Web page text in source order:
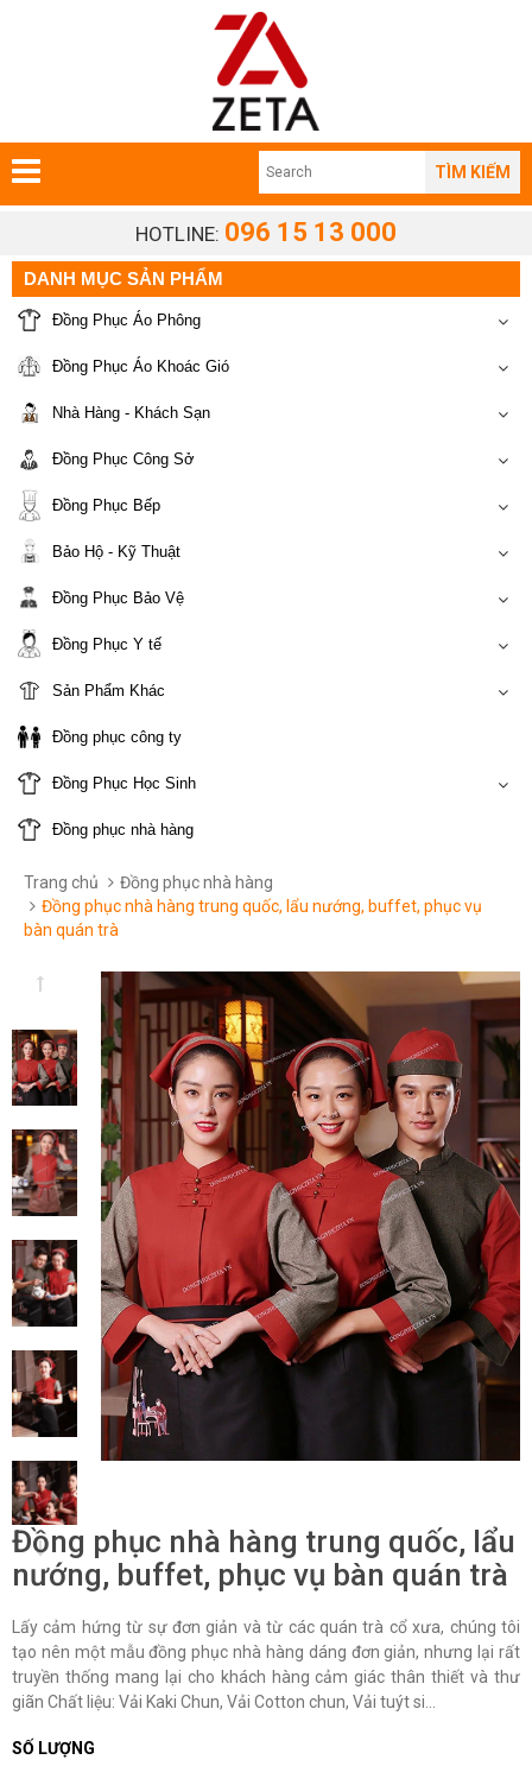
TÌM KIẾM
HOTLINE: 096 15 13 000
DANH MỤC SẢN PHẨM
Đồng Phục Áo Phông
Đồng Phục Áo Khoác Gió
Nhà Hàng - Khách Sạn
Đồng Phục Công Sở
Đồng Phục Bếp
Bảo Hộ - Kỹ Thuật
Đồng Phục Bảo Vệ
Đồng Phục Y tế
Sản Phẩm Khác
Đồng phục công ty
Đồng Phục Học Sinh
Đồng phục nhà hàng
Trang chủ
Đồng phục nhà hàng
Đồng phục nhà hàng trung quốc, lẩu nướng, buffet, phục vụ
bàn quán trà
Đồng phục nhà hàng trung quốc, lẩu
nướng, buffet, phục vụ bàn quán trà
Lấy cảm hứng từ sự đơn giản và từ các quán trà cổ xưa, chúng tôi
tạo nên một mẫu đồng phục nhà hàng dáng đơn giản, nhưng lại rất
truyền thống mang lại cho khách hàng cảm giác thân thiết và thư
giãn Chất liệu: Vải Kaki Chun, Vải Cotton chun, Vải tuýt si...
SỐ LƯỢNG